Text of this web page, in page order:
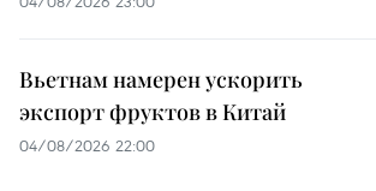
Вьетнам намерен ускорить
экспорт фруктов в Китай
04/08/2026 22:00